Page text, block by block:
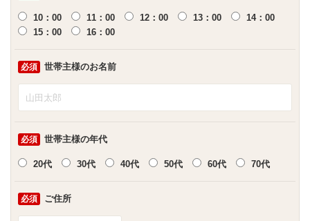
10：00 11：00 12：00 13：00
14：00
15：00
16：00
必須 世帯主様のお名前
必須 世帯主様の年代
20代 30代 40代 50代 60代 70代
必須 ご住所